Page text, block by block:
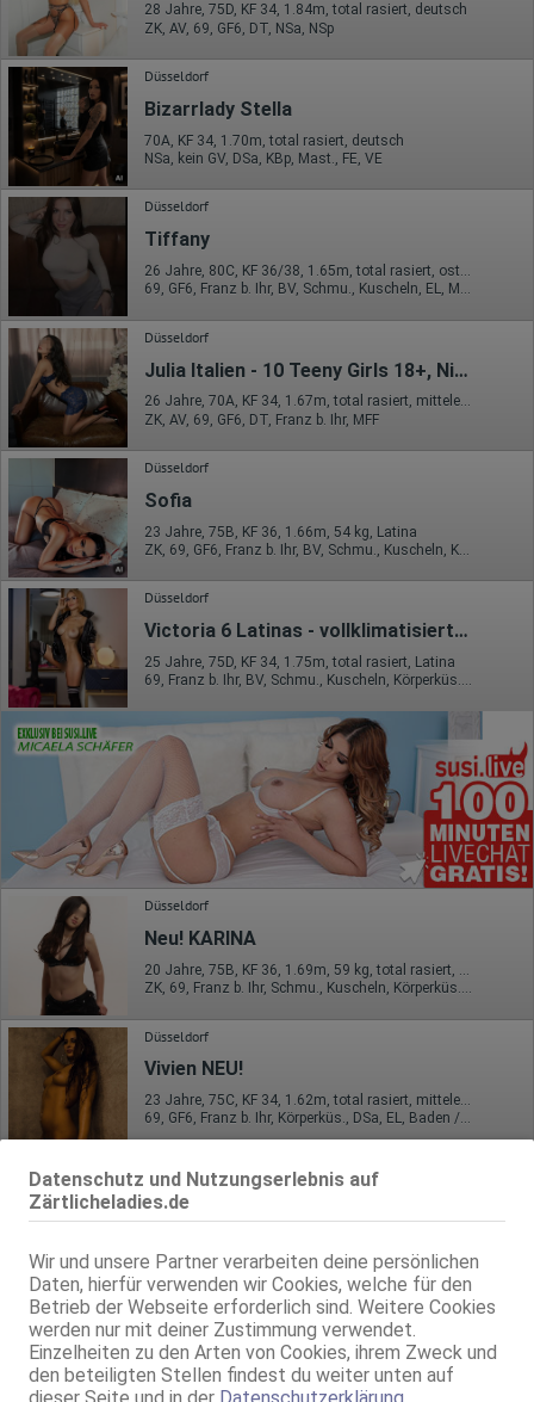
Datenschutz und Nutzungserlebnis auf
Zärtlicheladies.de
Wir und unsere Partner verarbeiten deine persönlichen
Daten, hierfür verwenden wir Cookies, welche für den
Betrieb der Webseite erforderlich sind. Weitere Cookies
werden nur mit deiner Zustimmung verwendet.
Einzelheiten zu den Arten von Cookies, ihrem Zweck und
den beteiligten Stellen findest du weiter unten auf
28 Jahre, 75D, KF 34, 1.84m, total rasiert, deutsch
ZK, AV, 69, GF6, DT, NSa, NSp
Düsseldorf
Bizarrlady Stella
70A, KF 34, 1.70m, total rasiert, deutsch
NSa, kein GV, DSa, KBp, Mast., FE, VE
Düsseldorf
Tiffany
26 Jahre, 80C, KF 36/38, 1.65m, total rasiert, osteuropäisch
69, GF6, Franz b. Ihr, BV, Schmu., Kuscheln, EL, Mast.
Düsseldorf
Julia Italien - 10 Teeny Girls 18+, Night and Day
26 Jahre, 70A, KF 34, 1.67m, total rasiert, mitteleuropäisch
ZK, AV, 69, GF6, DT, Franz b. Ihr, MFF
Düsseldorf
Sofia
23 Jahre, 75B, KF 36, 1.66m, 54 kg, Latina
ZK, 69, GF6, Franz b. Ihr, BV, Schmu., Kuscheln, Körperküs.
Düsseldorf
Victoria 6 Latinas - vollklimatisierte Räume
25 Jahre, 75D, KF 34, 1.75m, total rasiert, Latina
69, Franz b. Ihr, BV, Schmu., Kuscheln, Körperküs., EL, Mast.
Düsseldorf
Neu! KARINA
20 Jahre, 75B, KF 36, 1.69m, 59 kg, total rasiert, westeuropäisch
ZK, 69, Franz b. Ihr, Schmu., Kuscheln, Körperküs., KBp, EL
Düsseldorf
Vivien NEU!
23 Jahre, 75C, KF 34, 1.62m, total rasiert, mitteleuropäisch
69, GF6, Franz b. Ihr, Körperküs., DSa, EL, Baden / Duschen
Lady Alice, KEINE GV
Düsseldorf VIDEO
Icy
20 Jahre, 75C, KF 34/36, 1.60m, total rasiert, osteuropäisch
ZK, 69, GF6, DT, NSa, NSp, Franz b. Ihr